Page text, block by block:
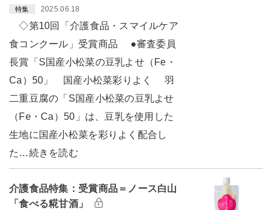
特集 2025.06.18
◇第10回「介護食品・スマイルケア
食コンクール」受賞商品 ●審査委員
長賞「S国産小松菜の豆乳よせ（Fe・
Ca）50」 国産小松菜彩りよく 羽
二重豆腐の「S国産小松菜の豆乳よせ
（Fe・Ca）50」は、豆乳を使用した
生地に国産小松菜を彩りよく配合し
た…続きを読む
介護食品特集：受賞商品＝ノース白山
「食べる糀甘酒」